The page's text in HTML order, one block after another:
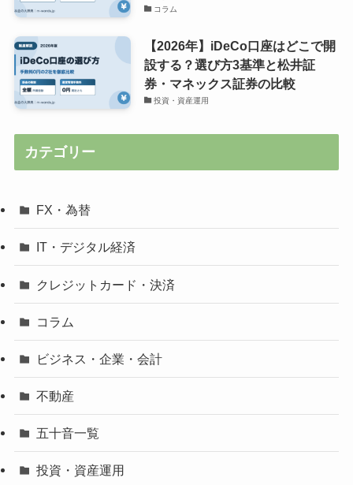
コラム
【2026年】iDeCo口座はどこで開
設する？選び方3基準と松井証
券・マネックス証券の比較
投資・資産運用
カテゴリー
FX・為替
IT・デジタル経済
クレジットカード・決済
コラム
ビジネス・企業・会計
不動産
五十音一覧
投資・資産運用